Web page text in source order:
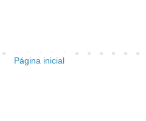
Página inicial